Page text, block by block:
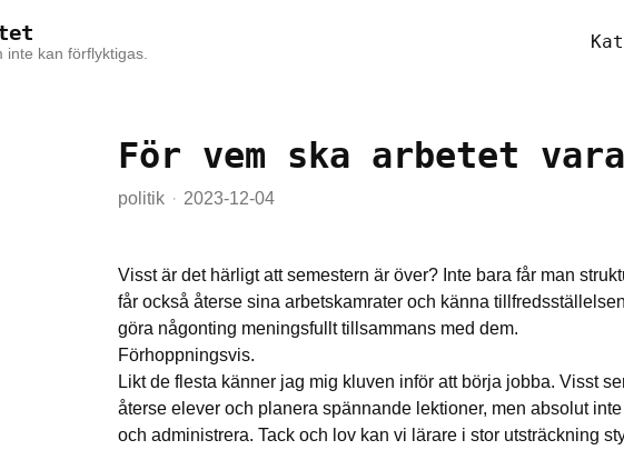
inte kan förflyktigas.
För vem ska arbetet
politik 2023-12-04
Visst är det härligt att semestern är över? Inte bara får man
får också återse sina arbetskamrater och känna
göra någonting meningsfullt tillsammans med dem.
Förhoppningsvis.
Likt de flesta känner jag mig kluven inför att börja jobba. Visst
återse elever och planera spännande lektioner, men absolut
och administrera. Tack och lov kan vi lärare i stor utsträckning